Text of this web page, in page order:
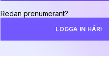
Redan prenumerant?
LOGGA IN HÄR!